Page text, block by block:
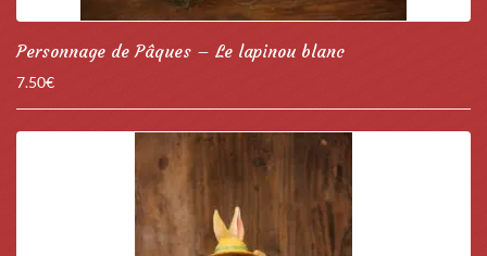
Personnage de Pâques – Le lapinou blanc
7.50€